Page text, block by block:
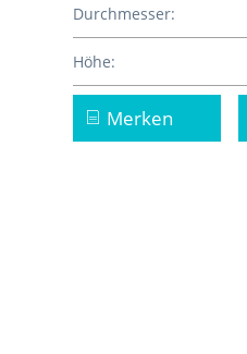
Durchmesser:
Höhe:
Merken